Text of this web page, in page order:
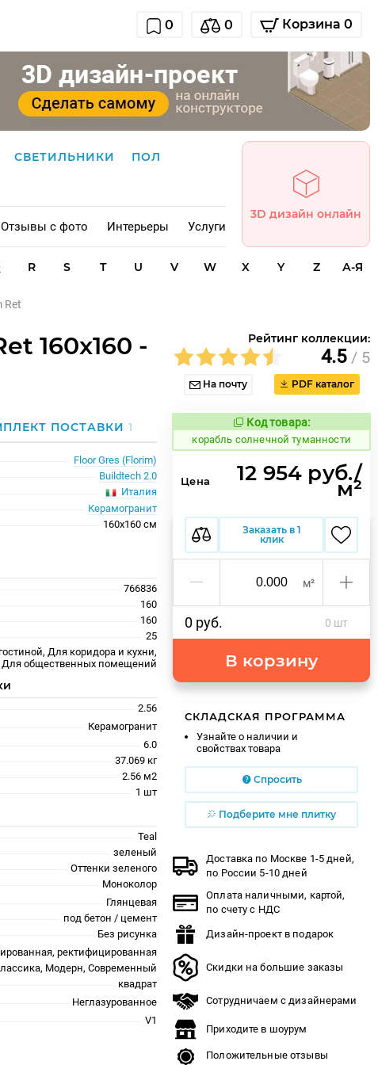
0 0 Корзина 0
СВЕТИЛЬНИКИ ПОЛ
Отзывы с фото Интерьеры Услуги
3D дизайн онлайн
R S T U V W X Y Z А-Я
Ret
160x160 -
Рейтинг коллекции:
4.5 / 5
На почту PDF каталог
ПОСТАВКИ1
Floor Gres (Florim)
Buildtech 2.0
Италия
Керамогранит
160x160 см
766836
160
160
25
Для коридора и кухни,
Для общественных помещений
2.56
Керамогранит
6.0
37.069 кг
2.56 м2
1 шт
Teal
зеленый
Оттенки зеленого
Моноколор
Глянцевая
под бетон / цемент
Без рисунка
ректифицированная
Модерн, Современный
квадрат
Неглазурованное
V1
Код товара:
777484 Код товара:
корабль солнечной туманности
Цена 12 954 руб./
м²
Заказать в 1
клик
м²
0 руб. 0 шт
В корзину
СКЛАДСКАЯ ПРОГРАММА
Узнайте о наличии и
свойствах товара
Спросить
Подберите мне плитку
Доставка по Москве 1-5 дней,
по России 5-10 дней
Оплата наличными, картой,
по счету с НДС
Дизайн-проект в подарок
Скидки на большие заказы
Сотрудничаем с дизайнерами
Приходите в шоурум
Положительные отзывы